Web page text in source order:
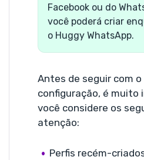
Facebook ou do
você poderá criar
o Huggy WhatsApp.
Antes de seguir com
configuração, é muito
você considere os
atenção:
Perfis recém-